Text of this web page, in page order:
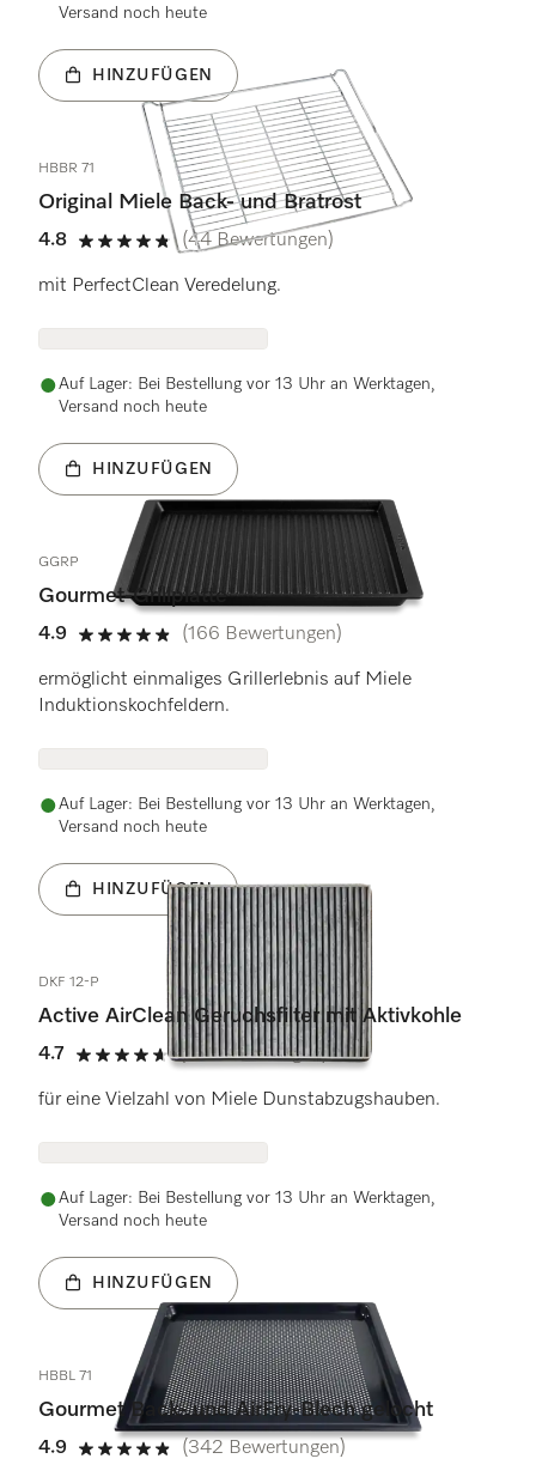
Versand noch heute
HINZUFÜGEN
HBBR 71
Original Miele Back- und Bratrost
4.8
4.8 Sterne von 5
(44 Bewertungen)
mit PerfectClean Veredelung.
Auf Lager: Bei Bestellung vor 13 Uhr an Werktagen,
Versand noch heute
HINZUFÜGEN
GGRP
Gourmet-Grillplatte
4.9
4.9 Sterne von 5
(166 Bewertungen)
ermöglicht einmaliges Grillerlebnis auf Miele
Induktionskochfeldern.
Auf Lager: Bei Bestellung vor 13 Uhr an Werktagen,
Versand noch heute
HINZUFÜGEN
DKF 12-P
Active AirClean Geruchsfilter mit Aktivkohle
4.7
4.7 Sterne von 5
(18 Bewertungen)
für eine Vielzahl von Miele Dunstabzugshauben.
Auf Lager: Bei Bestellung vor 13 Uhr an Werktagen,
Versand noch heute
HINZUFÜGEN
HBBL 71
Gourmet Back- und AirFry-Blech gelocht
4.9
4.9 Sterne von 5
(342 Bewertungen)